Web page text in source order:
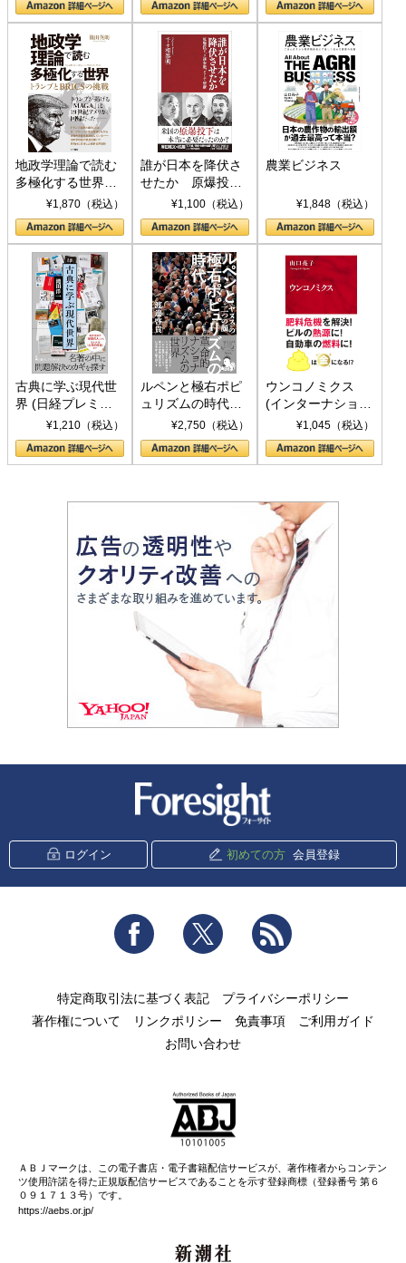
地政学理論で読む
多極化する世界：
トランプとBRICS
の挑戦
¥1,870（税込）
誰が日本を降伏さ
せたか 原爆投
下、ソ連参戦、そ
して聖断 (PHP新
書)
¥1,100（税込）
農業ビジネス
¥1,848（税込）
古典に学ぶ現代世
界 (日経プレミア
シリーズ)¥1,210（税込）
ルペンと極右ポピ
ュリズムの時代：
〈ヤヌス〉の二つ
の顔
¥2,750（税込）
ウンコノミクス
(インターナショナ
ル新書)¥1,045（税込）
ログイン 初めての方 会員登録
Facebook Twitter
特定商取引法に基づく表記
プライバシーポリシー
著作権について
リンクポリシー 免責事項
ご利用ガイド
お問い合わせ
ＡＢＪマークは、この電子書店・電子書籍配信サービスが、著作権者からコンテン
ツ使用許諾を得た正規版配信サービスであることを示す登録商標（登録番号 第６
０９１７１３号）です。
https://aebs.or.jp/